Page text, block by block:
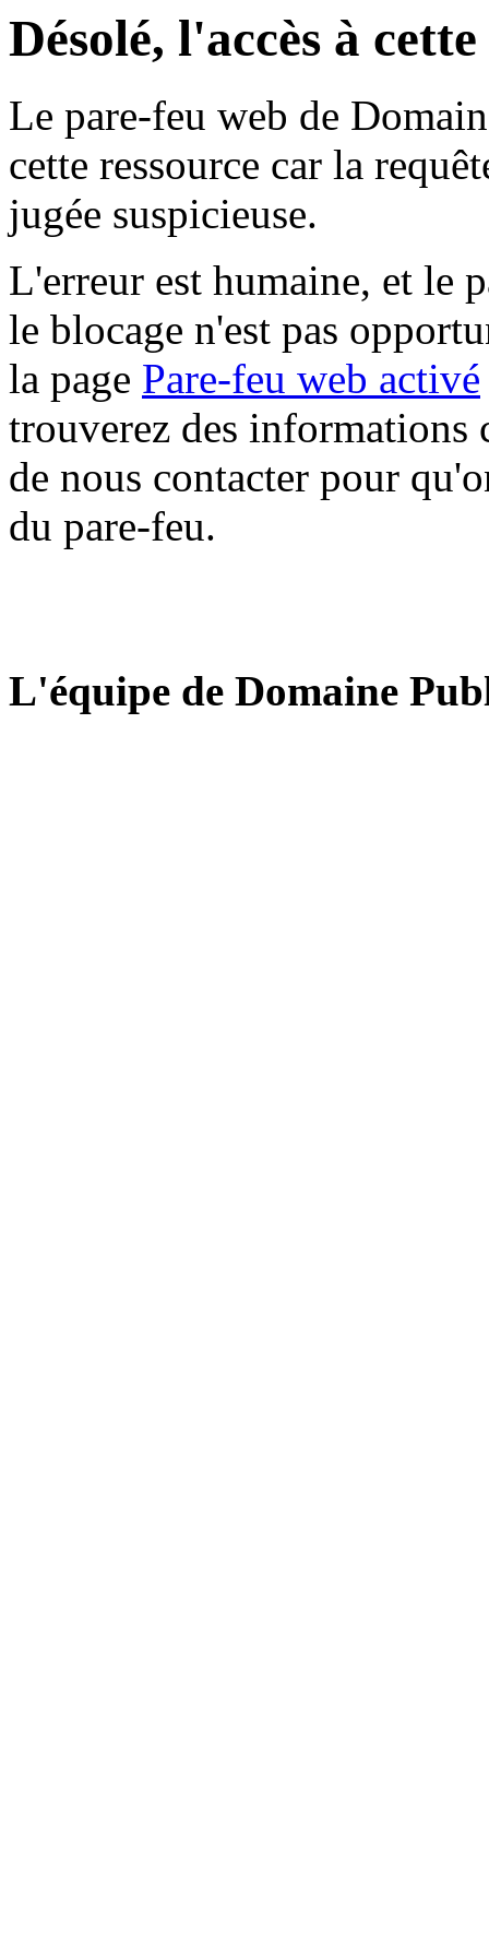
Désolé, l'accès à
Le pare-feu web de
cette ressource car la
jugée suspicieuse.
L'erreur est humaine, et le
le blocage n'est pas
la page Pare-feu web activé
trouverez des informations
de nous contacter pour
du pare-feu.
L'équipe de Domaine